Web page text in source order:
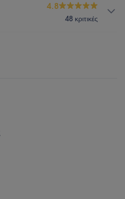
4.8
48 κριτικές